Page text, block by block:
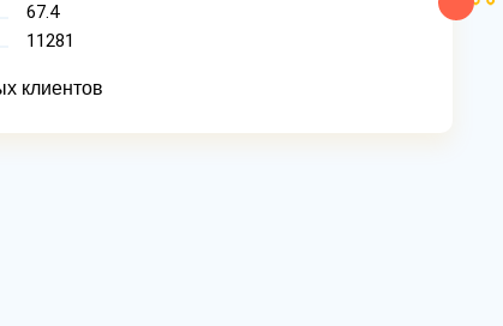
67.4
11281
клиентов